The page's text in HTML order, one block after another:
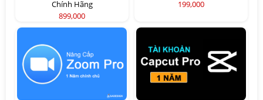
Chính Hãng
899,000
199,000